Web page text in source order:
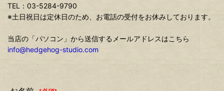
TEL：03-5284-9790
※土日祝日は定休日のため、お電話の受付をお休みしております。
当店の「パソコン」から送信するメールアドレスはこちら
info@hedgehog-studio.com